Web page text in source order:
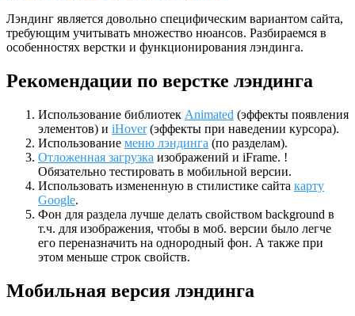
Лэндинг является довольно специфическим вариантом сайта,
требующим учитывать множество нюансов. Разбираемся в
особенностях верстки и функционирования лэндинга.
Рекомендации по верстке лэндинга
Использование библиотек Animated (эффекты появления
элементов) и iHover(эффекты при наведении курсора).
Использование меню лэндинга (по разделам).
Отложенная загрузка изображений и iFrame. !
Обязательно тестировать в мобильной версии.
Использовать измененную в стилистике сайта карту
Google.
Фон для раздела лучше делать свойством background в
т.ч. для изображения, чтобы в моб. версии было легче
его переназначить на однородный фон. А также при
этом меньше строк свойств.
Мобильная версия лэндинга